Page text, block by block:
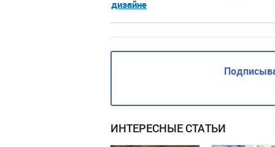
дизайне
ИНТЕРЕСНЫЕ СТАТЬИ